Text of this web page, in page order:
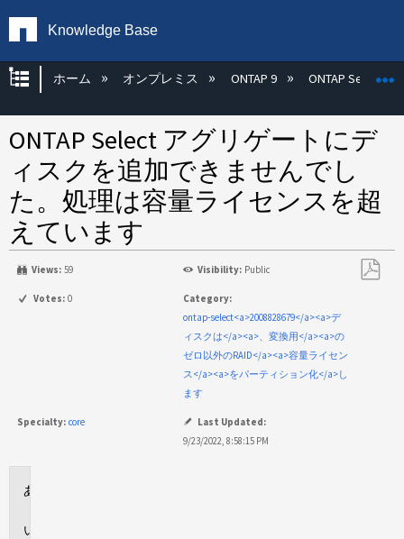
Knowledge Base
グローバル階層を展開/折りたたむ
ホーム オンプレミス ONTAP 9 ONTAP Select
ONTAP Select アグリゲートにデ
ィスクを追加できませんでし
た。処理は容量ライセンスを超
えています
Views: 59 Visibility: Public
Votes: 0
Category:
ontap-select<a>2008828679</a><a>デ
ィスクは</a><a>、変換用</a><a>の
ゼロ以外のRAID</a><a>容量ライセン
ス</a><a>をパーティション化</a>し
ます
Specialty: core
Last Updated:
9/23/2022, 8:58:15 PM